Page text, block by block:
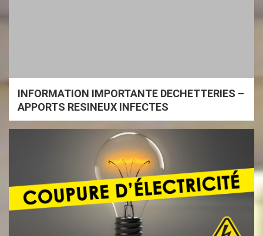
INFORMATION IMPORTANTE DECHETTERIES –
APPORTS RESINEUX INFECTES